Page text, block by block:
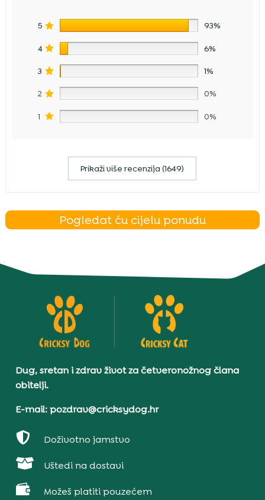
5 93%
4 6%
3 1%
2 0%
1 0%
Prikaži više recenzija (1649)
Pogledat ću cijelu ponudu
Dug, sretan i zdrav život za četveronožnog člana
obitelji.
E-mail: pozdrav@cricksydog.hr
 Doživotno jamstvo
 Uštedi na dostavi
 Možeš platiti pouzećem